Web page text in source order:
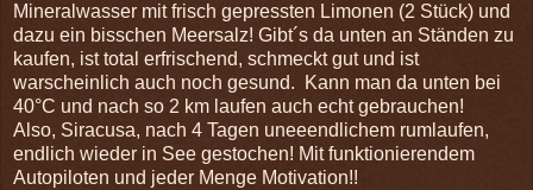
Mineralwasser mit frisch gepressten Limonen (2 Stück) und
dazu ein bisschen Meersalz! Gibt´s da unten an Ständen zu
kaufen, ist total erfrischend, schmeckt gut und ist
warscheinlich auch noch gesund. Kann man da unten bei
40°C und nach so 2 km laufen auch echt gebrauchen!
Also, Siracusa, nach 4 Tagen uneeendlichem rumlaufen,
endlich wieder in See gestochen! Mit funktionierendem
Autopiloten und jeder Menge Motivation!!